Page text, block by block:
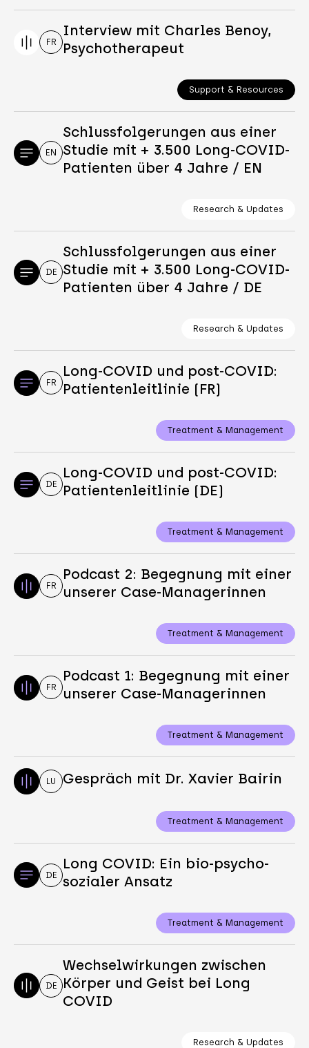
FR
Interview mit Charles Benoy,
Psychotherapeut
Support & Resources
EN
Schlussfolgerungen aus einer
Studie mit + 3.500 Long-COVID-
Patienten über 4 Jahre / EN
Research & Updates
DE
Schlussfolgerungen aus einer
Studie mit + 3.500 Long-COVID-
Patienten über 4 Jahre / DE
Research & Updates
FR
Long-COVID und post-COVID:
Patientenleitlinie (FR)
Treatment & Management
DE
Long-COVID und post-COVID:
Patientenleitlinie (DE)
Treatment & Management
FR
Podcast 2: Begegnung mit einer
unserer Case-Managerinnen
Treatment & Management
FR
Podcast 1: Begegnung mit einer
unserer Case-Managerinnen
Treatment & Management
LU Gespräch mit Dr. Xavier Bairin
Treatment & Management
DE
Long COVID: Ein bio-psycho-
sozialer Ansatz
Treatment & Management
DE
Wechselwirkungen zwischen
Körper und Geist bei Long
COVID
Research & Updates